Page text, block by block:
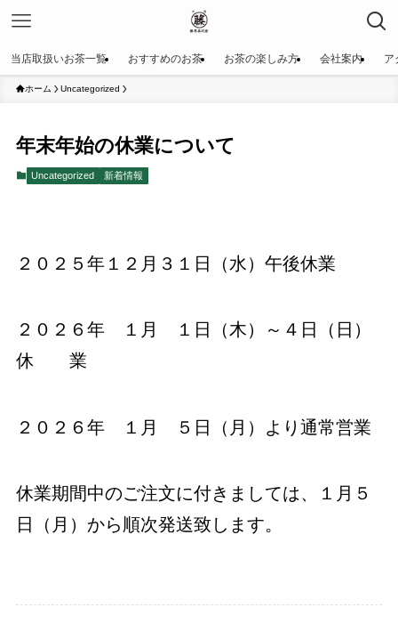
当店取扱いお茶一覧 おすすめのお茶 お茶の楽しみ方 会社案内 ア
ホーム Uncategorized
年末年始の休業について
Uncategorized 新着情報
２０２５年１２月３１日（水）午後休業
２０２６年 １月 １日（木）～４日（日）
休 業
２０２６年 １月 ５日（月）より通常営業
休業期間中のご注文に付きましては、１月５
日（月）から順次発送致します。